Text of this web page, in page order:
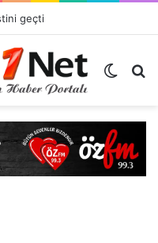
hazırlanıyor
Dış